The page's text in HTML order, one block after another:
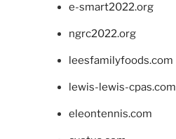
e-smart2022.org
ngrc2022.org
leesfamilyfoods.com
lewis-lewis-cpas.com
eleontennis.com